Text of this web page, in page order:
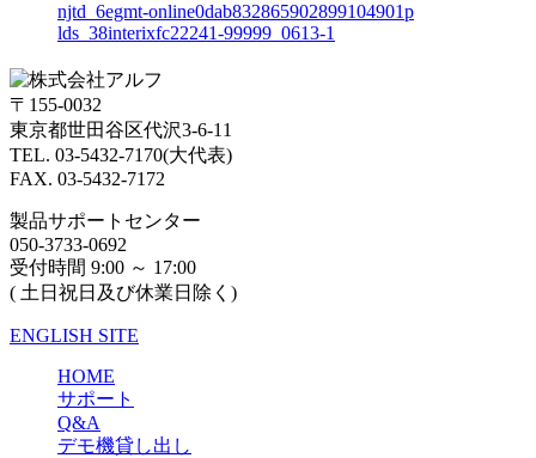
njtd_6egmt-online0dab832865902899104901p
lds_38interixfc22241-99999_0613-1
〒155-0032
東京都世田谷区代沢3-6-11
TEL. 03-5432-7170(大代表)
FAX. 03-5432-7172
製品サポートセンター
050-3733-0692
受付時間 9:00 ～ 17:00
( 土日祝日及び休業日除く)
ENGLISH SITE
HOME
サポート
Q&A
デモ機貸し出し